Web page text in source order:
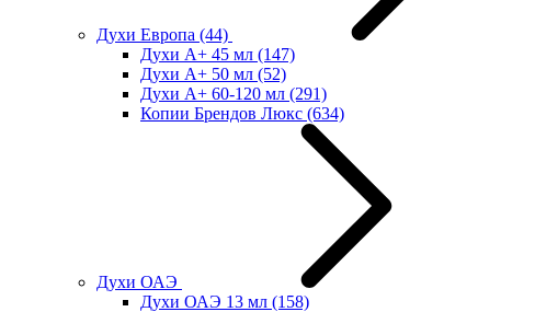
Духи Европа (44)
Духи А+ 45 мл (147)
Духи А+ 50 мл (52)
Духи А+ 60-120 мл (291)
Копии Брендов Люкс (634)
Духи ОАЭ
Духи ОАЭ 13 мл (158)